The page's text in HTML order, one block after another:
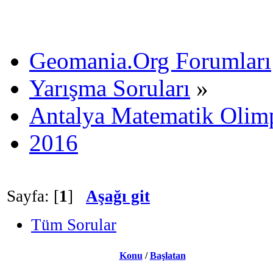
Geomania.Org Forumları
Yarışma Soruları »
Antalya Matematik
2016
Sayfa: [1] Aşağı git
Tüm Sorular
Konu /Başlatan